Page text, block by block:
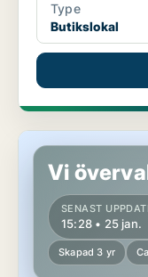
Type
Butikslokal
Restaurang i Olofström
Vi
SENAST
15:28 • 25 jan.
Skapad 3 yr